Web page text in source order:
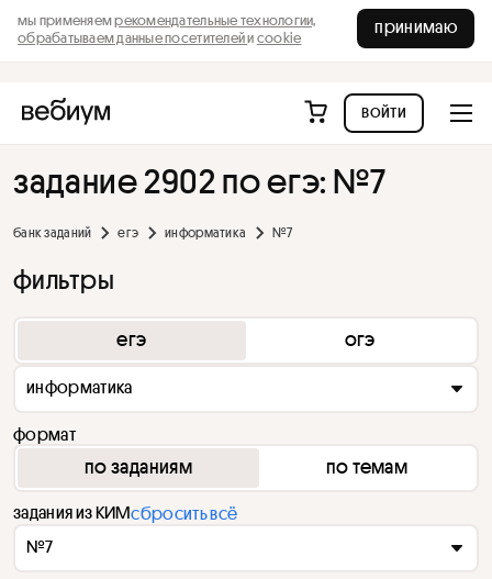
мы применяемрекомендательные технологии,
обрабатываем данные посетителейи cookie
принимаю
войти
задание 2902 по егэ: №7
банк заданий егэ информатика №7
фильтры
егэ огэ
информатика
формат
по заданиям по темам
задания из КИМсбросить всё
№7